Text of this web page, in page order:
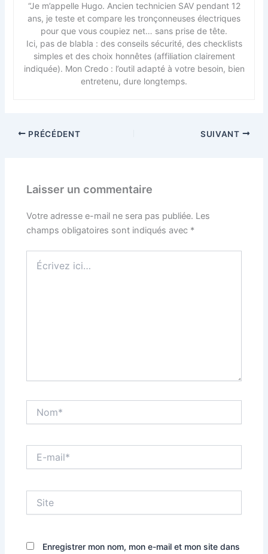
“Je m’appelle Hugo. Ancien technicien SAV pendant 12
ans, je teste et compare les tronçonneuses électriques
pour que vous coupiez net… sans prise de tête.
Ici, pas de blabla : des conseils sécurité, des checklists
simples et des choix honnêtes (affiliation clairement
indiquée). Mon Credo : l’outil adapté à votre besoin, bien
entretenu, dure longtemps.
PRÉCÉDENT SUIVANT
Laisser un commentaire
Votre adresse e-mail ne sera pas publiée. Les
champs obligatoires sont indiqués avec *
ici…
mail*
Enregistrer mon nom, mon e-mail et mon site dans